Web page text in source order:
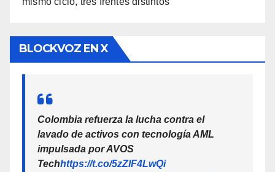
BLOCKVOZ EN X
Colombia refuerza la lucha contra el
lavado de activos con tecnología AML
impulsada por AVOS
Techhttps://t.co/5zZlF4LwQi